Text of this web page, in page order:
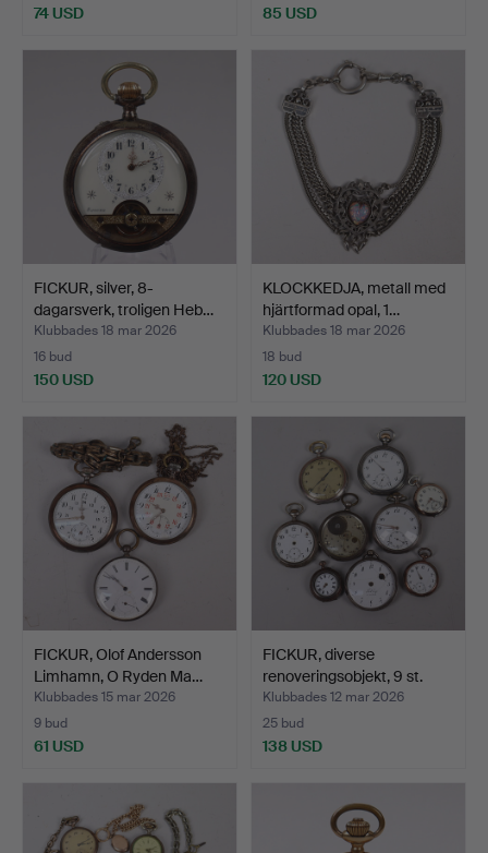
74 USD 85 USD
FICKUR, silver, 8-
dagarsverk, troligen Heb…
Klubbades 18 mar 2026
16 bud
150 USD
KLOCKKEDJA, metall med
hjärtformad opal, 1…
Klubbades 18 mar 2026
18 bud
120 USD
FICKUR, Olof Andersson
Limhamn, O Ryden Ma…
Klubbades 15 mar 2026
9 bud
61 USD
FICKUR, diverse
renoveringsobjekt, 9 st.
Klubbades 12 mar 2026
25 bud
138 USD